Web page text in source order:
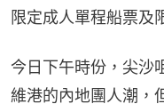
限定成人單程船票及
今日下午時份，尖沙
維港的內地團人潮，